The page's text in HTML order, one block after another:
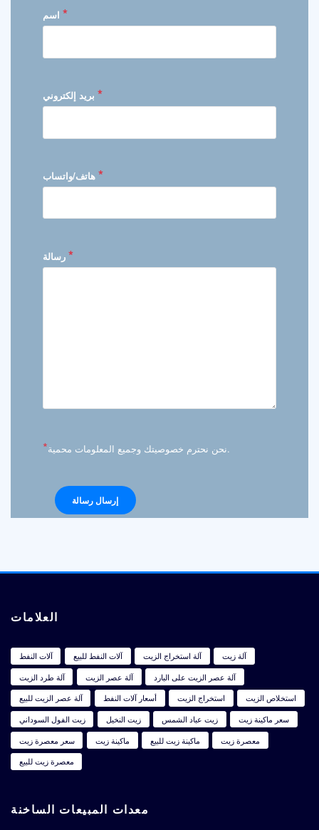
*
*
*
*
* نحن نحترم خصوصيتك وجميع المعلومات محمية.
العلامات
آلات النفط آلات النفط للبيع آلة استخراج الزيت
آلة زيت
آلة طرد الزيت
آلة عصر الزيت
آلة عصر الزيت على البارد
آلة عصر الزيت للبيع
أسعار آلات النفط استخراج الزيت
استخلاص الزيت
زيت الفول السوداني
زيت النخيل زيت عباد الشمس
سعر ماكينة زيت
سعر معصرة زيت
ماكينة زيت ماكينة زيت للبيع
معصرة زيت
معصرة زيت للبيع
معدات المبيعات الساخنة